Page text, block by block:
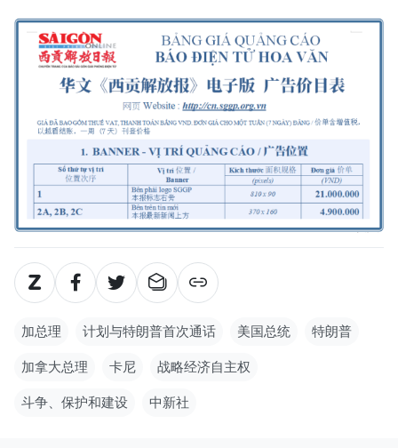
加总理 计划与特朗普首次通话 美国总统 特朗普
加拿大总理 卡尼 战略经济自主权
斗争、保护和建设 中新社